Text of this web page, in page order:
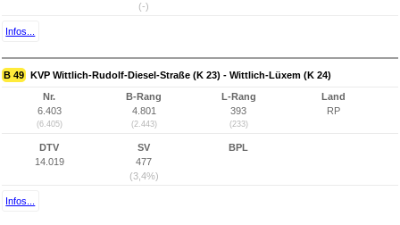
(-)
Infos...
B 49 KVP Wittlich-Rudolf-Diesel-Straße (K 23) - Wittlich-Lüxem (K 24)
Nr.
6.403
(6.405)
B-Rang
4.801
(2.443)
L-Rang
393
(233)
Land
RP
DTV
14.019
SV
477
(3,4%)
BPL
Infos...